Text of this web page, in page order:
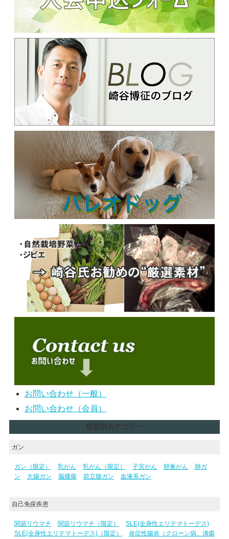
お問い合わせ（一般）
お問い合わせ（会員）
症状別カテゴリー
ガン
ガン（限定） 乳がん 乳がん（限定） 子宮がん 卵巣がん
肺ガ
ン
大腸ガン 脳腫瘍 前立腺ガン 血液系ガン
自己免疫疾患
関節リウマチ 関節リウマチ（限定）
SLE(全身性エリテマトーデス)
SLE(全身性エリテマトーデス)（限定）
炎症性腸炎（クローン病、潰瘍